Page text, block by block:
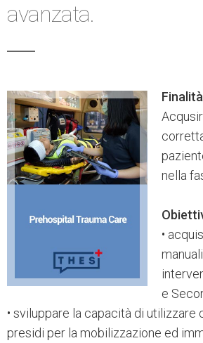
avanzata.
Finalità
nella
•
e
• sviluppare la capacità di
presidi per la mobilizzazione ed